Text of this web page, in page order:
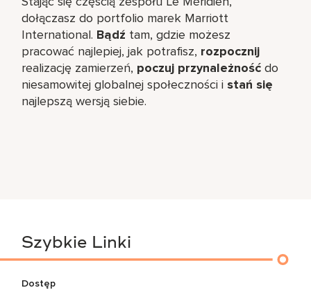
dołączasz do portfolio marek Marriott
International. Bądź tam, gdzie możesz
pracować najlepiej, jak potrafisz, rozpocznij
realizację zamierzeń, poczuj przynależność do
niesamowitej globalnej społeczności i stań się
najlepszą wersją siebie.
Szybkie Linki
Dostęp